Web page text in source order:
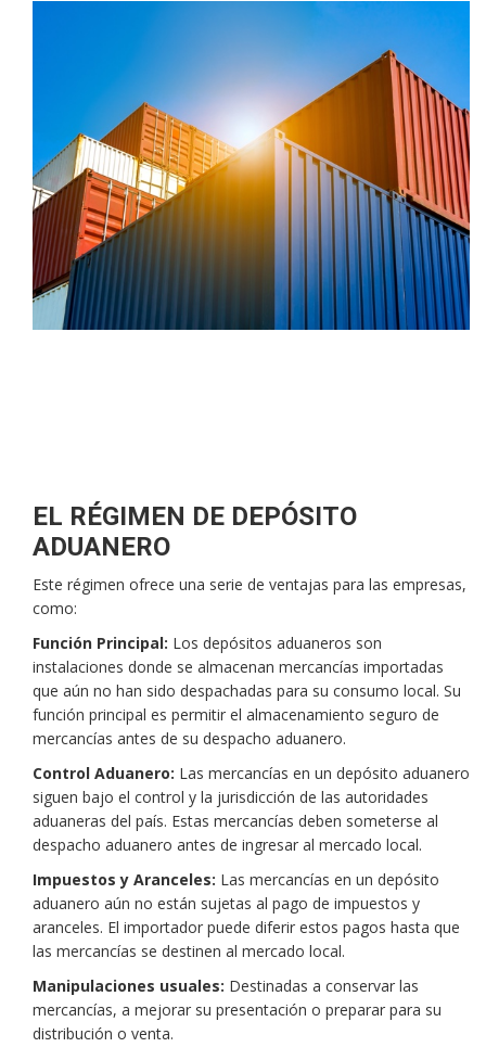
EL RÉGIMEN DE DEPÓSITO
ADUANERO
Este régimen ofrece una serie de ventajas para las empresas,
como:
Función Principal: Los depósitos aduaneros son
instalaciones donde se almacenan mercancías importadas
que aún no han sido despachadas para su consumo local. Su
función principal es permitir el almacenamiento seguro de
mercancías antes de su despacho aduanero.
Control Aduanero: Las mercancías en un depósito aduanero
siguen bajo el control y la jurisdicción de las autoridades
aduaneras del país. Estas mercancías deben someterse al
despacho aduanero antes de ingresar al mercado local.
Impuestos y Aranceles: Las mercancías en un depósito
aduanero aún no están sujetas al pago de impuestos y
aranceles. El importador puede diferir estos pagos hasta que
las mercancías se destinen al mercado local.
Manipulaciones usuales: Destinadas a conservar las
mercancías, a mejorar su presentación o preparar para su
distribución o venta.